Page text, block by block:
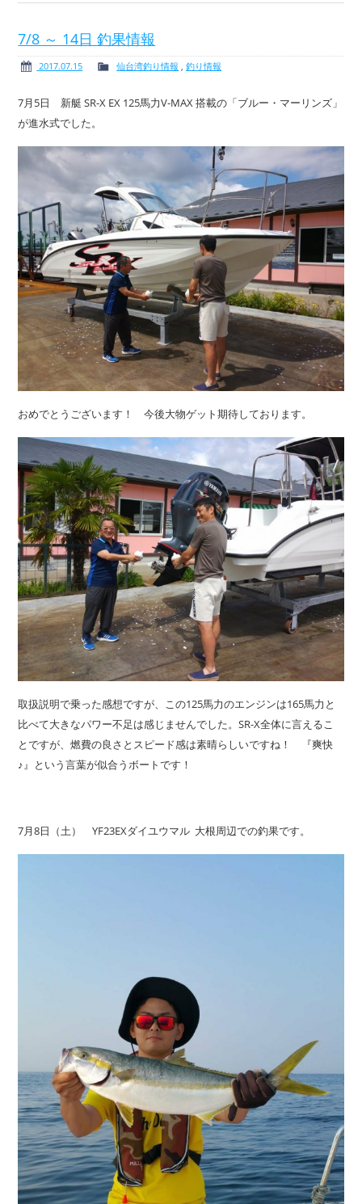
7/8 ～ 14日 釣果情報
2017.07.15 仙台湾釣り情報 ,釣り情報
7月5日 新艇 SR-X EX 125馬力V-MAX 搭載の「ブルー・マーリンズ」
が進水式でした。
おめでとうございます！ 今後大物ゲット期待しております。
取扱説明で乗った感想ですが、この125馬力のエンジンは165馬力と
比べて大きなパワー不足は感じませんでした。SR-X全体に言えるこ
とですが、燃費の良さとスピード感は素晴らしいですね！ 『爽快
♪』という言葉が似合うボートです！
7月8日（土） YF23EXダイユウマル 大根周辺での釣果です。